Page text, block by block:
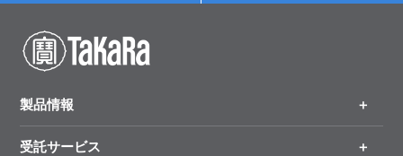
製品情報
製品一覧
受託サービス